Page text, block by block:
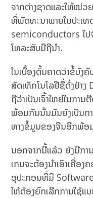
ຈາກຕ່າງຊາດແລະໃຫ້ໜ່ວ
ທີ່ພັດທະນາພາຍໃນປະເ
semiconductors ໄປ
ໂທລະສັບມືຖືນໍາ.
ໃນເບື້ອງຕົ້ນຄາດວ່າຂໍ້ບັງ
ສັດເທັກໂນໂລຢີຊື່ດັ່ງຢ່າງ
ຖືວ່າເປັນເຈົ້າໃຫຍ່ໃນການ
ພ້ອມກັນນັ້ນມັນຍັງເປັນກ
ທາງຂໍ້ມູນຂອງຈີນອີກພ້ອ
ນອກຈາກນີ້ແລ້ວ ຍັງມີກາ
ເກນຈະຕ້ອງນໍາເອົາເຄື່ອ
ອຸປະກອນທີ່ມີ
ໃຫ້ຕ້ອງຍົກເລີກການໃຊ້ແ